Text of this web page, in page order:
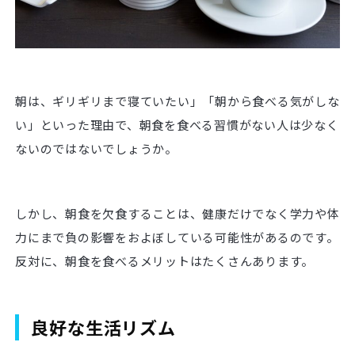
朝は、ギリギリまで寝ていたい」「朝から食べる気がしな
い」といった理由で、朝食を食べる習慣がない人は少なく
ないのではないでしょうか。
しかし、朝食を欠食することは、健康だけでなく学力や体
力にまで負の影響をおよぼしている可能性があるのです。
反対に、朝食を食べるメリットはたくさんあります。
良好な生活リズム